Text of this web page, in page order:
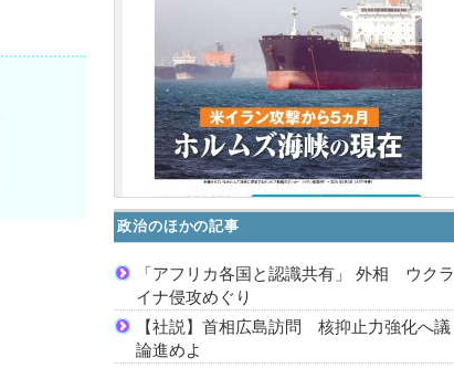
政治のほかの記事
「アフリカ各国と認識共有」 外相 ウクラ
イナ侵攻めぐり
【社説】首相広島訪問 核抑止力強化へ議
論進めよ